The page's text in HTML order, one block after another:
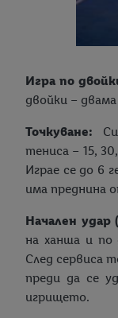
Игра по
двойки –
Точкуване:
тениса – 15,
Играе се до 6
има преднина
Начален удар
на ханша и по
След сервиса
преди да се
игрището.